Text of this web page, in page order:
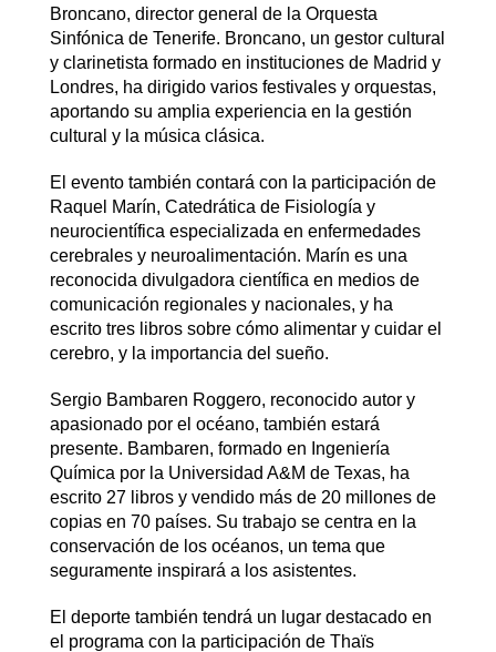
Broncano, director general de la Orquesta
Sinfónica de Tenerife. Broncano, un gestor cultural
y clarinetista formado en instituciones de Madrid y
Londres, ha dirigido varios festivales y orquestas,
aportando su amplia experiencia en la gestión
cultural y la música clásica.
El evento también contará con la participación de
Raquel Marín, Catedrática de Fisiología y
neurocientífica especializada en enfermedades
cerebrales y neuroalimentación. Marín es una
reconocida divulgadora científica en medios de
comunicación regionales y nacionales, y ha
escrito tres libros sobre cómo alimentar y cuidar el
cerebro, y la importancia del sueño.
Sergio Bambaren Roggero, reconocido autor y
apasionado por el océano, también estará
presente. Bambaren, formado en Ingeniería
Química por la Universidad A&M de Texas, ha
escrito 27 libros y vendido más de 20 millones de
copias en 70 países. Su trabajo se centra en la
conservación de los océanos, un tema que
seguramente inspirará a los asistentes.
El deporte también tendrá un lugar destacado en
el programa con la participación de Thaïs